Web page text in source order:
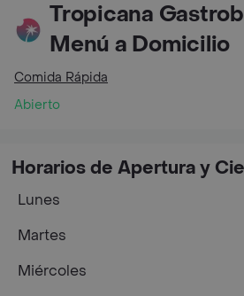
Tropicana
Menú a Domicilio
Comida Rápida
Abierto
Horarios de Apertura y
Lunes
Martes
Miércoles